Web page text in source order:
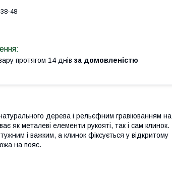
48
протягом 14 днів за домовленістю
дерева і рельєфним гравіюванням на
як металеві елементи рукояті, так і сам клинок.
і важким, а клинок фіксується у відкритому
на пояс.